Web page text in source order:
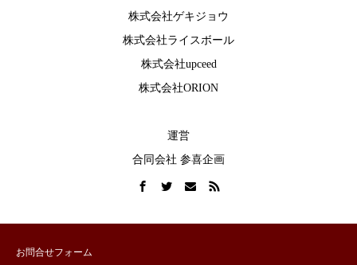
株式会社ゲキジョウ
株式会社ライスボール
株式会社upceed
株式会社ORION
運営
合同会社 参喜企画
お問合せフォーム